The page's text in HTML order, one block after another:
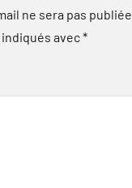
ne sera pas publiée.
avec*